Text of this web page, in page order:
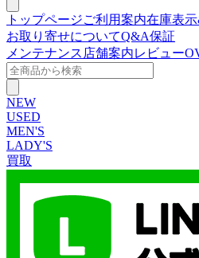
トップページご利用案内在庫表
お取り寄せについてQ&A保証
メンテナンス 店舗案内レビュー
NEW
USED
MEN'S
LADY'S
買取